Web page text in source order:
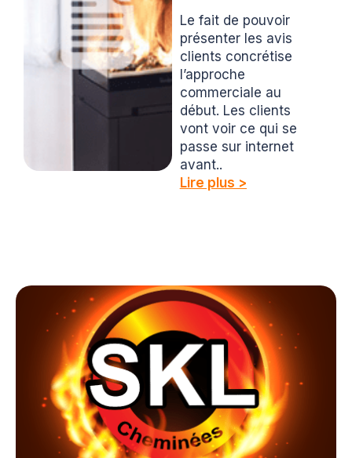
que pro
Le fait de pouvoir
présenter les avis
clients concrétise
l’approche
commerciale au
début. Les clients
vont voir ce qui se
passe sur internet
avant..
Lire plus >